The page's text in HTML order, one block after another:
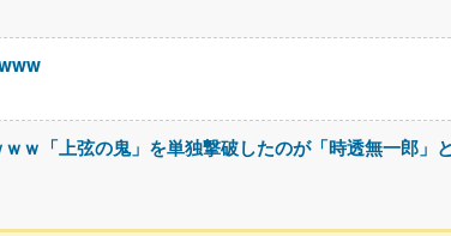
ｗｗ「上弦の鬼」を単独撃破したのが「時透無一郎